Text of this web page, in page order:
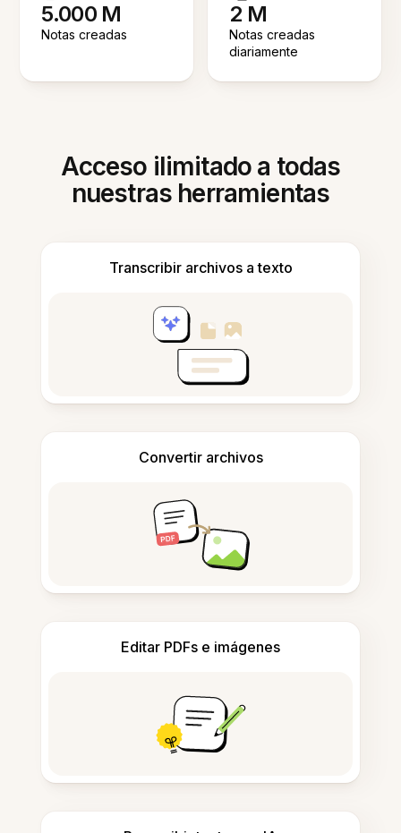
5.000 M
Notas creadas
2 M
Notas creadas
diariamente
Acceso ilimitado a todas
nuestras herramientas
Transcribir archivos a texto
Convertir archivos
Editar PDFs e imágenes